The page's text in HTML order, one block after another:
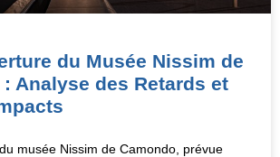
du Musée Nissim de
Analyse des Retards et
musée Nissim de Camondo, prévue